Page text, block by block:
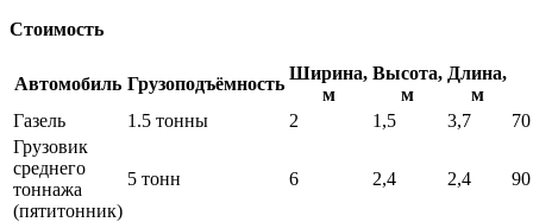
Стоимость
Автомобиль Грузоподъёмность
Ширина,
м
Высота,
м
Длина,
м
Газель
1.5 тонны 2 1,5 3,7
Грузовик
среднего
тоннажа
(пятитонник)
5 тонн 6 2,4 2,4